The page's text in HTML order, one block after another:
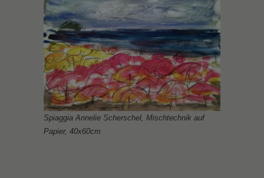
Spiaggia Annelie Scherschel, Mischtechnik auf
Papier, 40x60cm